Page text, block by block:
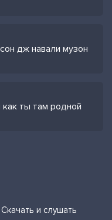
дж навали музон
ты там родной
и слушать